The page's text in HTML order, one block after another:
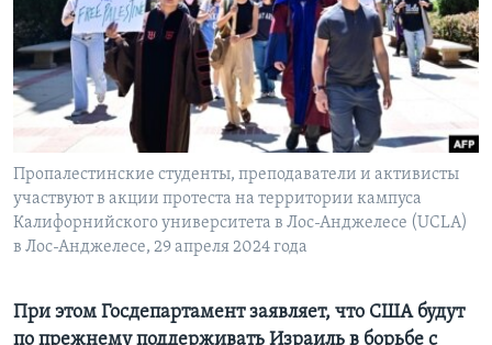
Learning English
СОЦИАЛЬНЫЕ СЕТИ
Языки
Пропалестинские студенты, преподаватели и активисты
участвуют в акции протеста на территории кампуса
Калифорнийского университета в Лос-Анджелесе (UCLA)
в Лос-Анджелесе, 29 апреля 2024 года
При этом Госдепартамент заявляет, что США будут
по прежнему поддерживать Израиль в борьбе с